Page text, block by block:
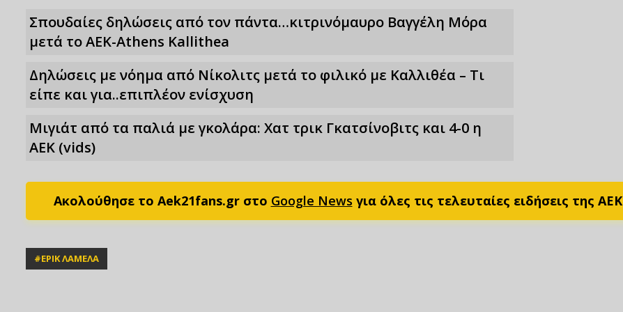
Σπουδαίες δηλώσεις από τον πάντα…κιτρινόμαυρο Βαγγέλη Μόρα
μετά το ΑΕΚ-Athens Kallithea
Δηλώσεις με νόημα από Νίκολιτς μετά το φιλικό με Καλλιθέα – Τι
είπε και για..επιπλέον ενίσχυση
Μιγιάτ από τα παλιά με γκολάρα: Χατ τρικ Γκατσίνοβιτς και 4-0 η
ΑΕΚ (vids)
Ακολούθησε το Aek21fans.gr στο Google News για όλες τις τελευταίες ειδήσεις της ΑΕΚ
#ΕΡΙΚ ΛΑΜΕΛΑ